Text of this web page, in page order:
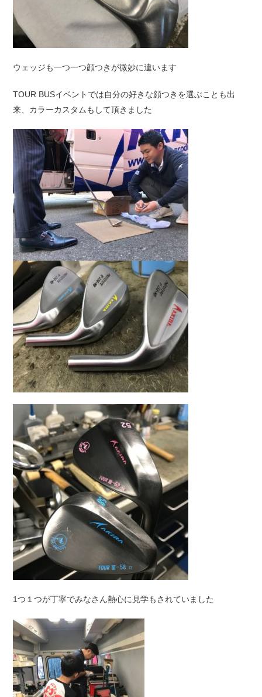
ウェッジも一つ一つ顔つきが微妙に違います
TOUR BUSイベントでは自分の好きな顔つきを選ぶことも出
来、カラーカスタムもして頂きました
1つ１つが丁寧でみなさん熱心に見学もされていました